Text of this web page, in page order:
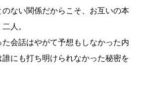
のない関係だからこそ、お互いの本
人。
会話はやがて予想もしなかった内
にも打ち明けられなかった秘密を